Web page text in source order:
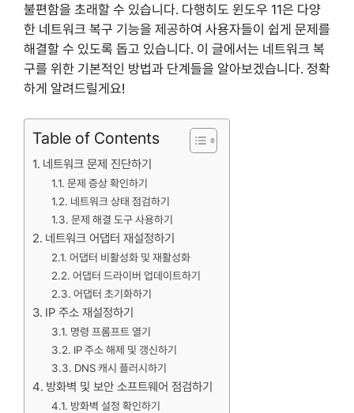
불편함을 초래할 수 있습니다. 다행히도 윈도우 11은 다양
한 네트워크 복구 기능을 제공하여 사용자들이 쉽게 문제를
해결할 수 있도록 돕고 있습니다. 이 글에서는 네트워크 복
구를 위한 기본적인 방법과 단계들을 알아보겠습니다. 정확
하게 알려드릴게요!
Table of Contents
네트워크 문제 진단하기
문제 증상 확인하기
네트워크 상태 점검하기
문제 해결 도구 사용하기
네트워크 어댑터 재설정하기
어댑터 비활성화 및 재활성화
어댑터 드라이버 업데이트하기
어댑터 초기화하기
IP 주소 재설정하기
명령 프롬프트 열기
IP 주소 해제 및 갱신하기
DNS 캐시 플러시하기
방화벽 및 보안 소프트웨어 점검하기
방화벽 설정 확인하기